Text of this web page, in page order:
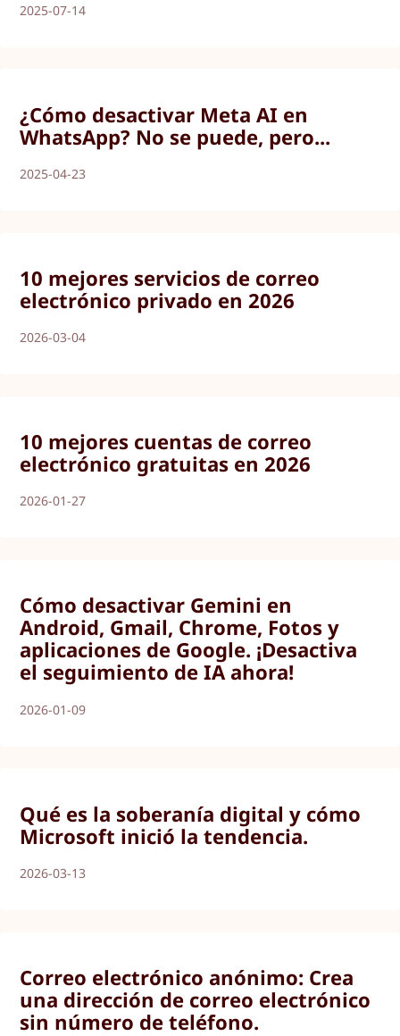
2025-07-14
¿Cómo desactivar Meta AI en
WhatsApp? No se puede, pero...
2025-04-23
10 mejores servicios de correo
electrónico privado en 2026
2026-03-04
10 mejores cuentas de correo
electrónico gratuitas en 2026
2026-01-27
Cómo desactivar Gemini en
Android, Gmail, Chrome, Fotos y
aplicaciones de Google. ¡Desactiva
el seguimiento de IA ahora!
2026-01-09
Qué es la soberanía digital y cómo
Microsoft inició la tendencia.
2026-03-13
Correo electrónico anónimo: Crea
una dirección de correo electrónico
sin número de teléfono.